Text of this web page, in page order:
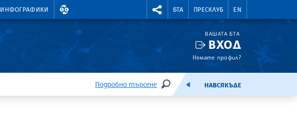
ИНФОГРАФИКИ
ВАЛУТНИ КУРСОВЕ RIGHTMENU.SOCIAL
БТА ПРЕСКЛУБ EN
ВАШАТА БТА
ВХОД
Нямате профил?
Подробно търсене
ТЪРСЕНЕЕМИСИЯНАВСЯКЪДЕ